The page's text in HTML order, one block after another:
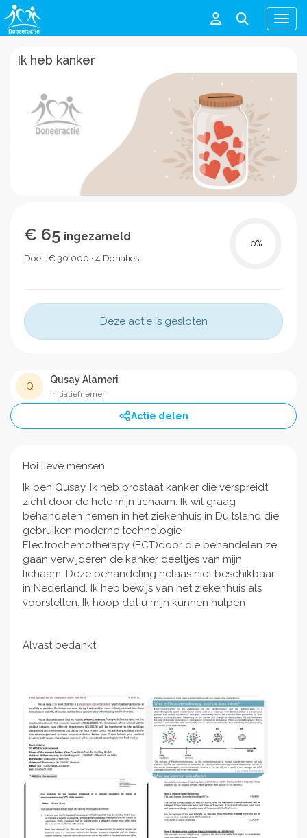
Menu
Ik heb kanker
€ 65 ingezameld
Doel: € 30.000 · 4 Donaties
0%
Deze actie is gesloten
Q
Qusay Alameri
Initiatiefnemer
Actie delen
Hoi lieve mensen
Ik ben Qusay, Ik heb prostaat kanker die verspreidt
zicht door de hele mijn lichaam. Ik wil graag
behandelen nemen in het ziekenhuis in Duitsland die
gebruiken moderne technologie
Electrochemotherapy (ECT)door die behandelen ze
gaan verwijderen de kanker deeltjes van mijn
lichaam. Deze behandeling helaas niet beschikbaar
in Nederland. Ik heb bewijs van het ziekenhuis als
voorstellen. Ik hoop dat u mijn kunnen hulpen
Alvast bedankt,